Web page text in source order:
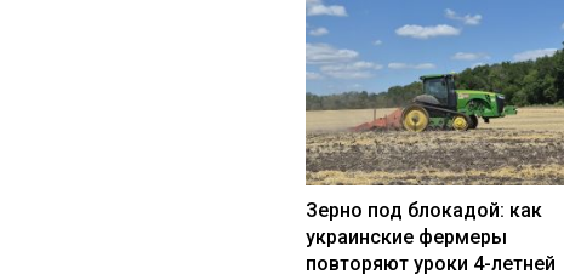
Зерно под блокадой: как
украинские фермеры
повторяют уроки 4-летней